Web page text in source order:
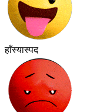
हाँस्यास्पद